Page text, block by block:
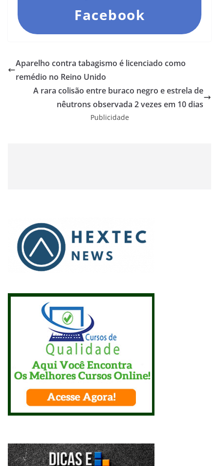
Facebook
Aparelho contra tabagismo é licenciado como
remédio no Reino Unido
A rara colisão entre buraco negro e estrela de
nêutrons observada 2 vezes em 10 dias
Publicidade